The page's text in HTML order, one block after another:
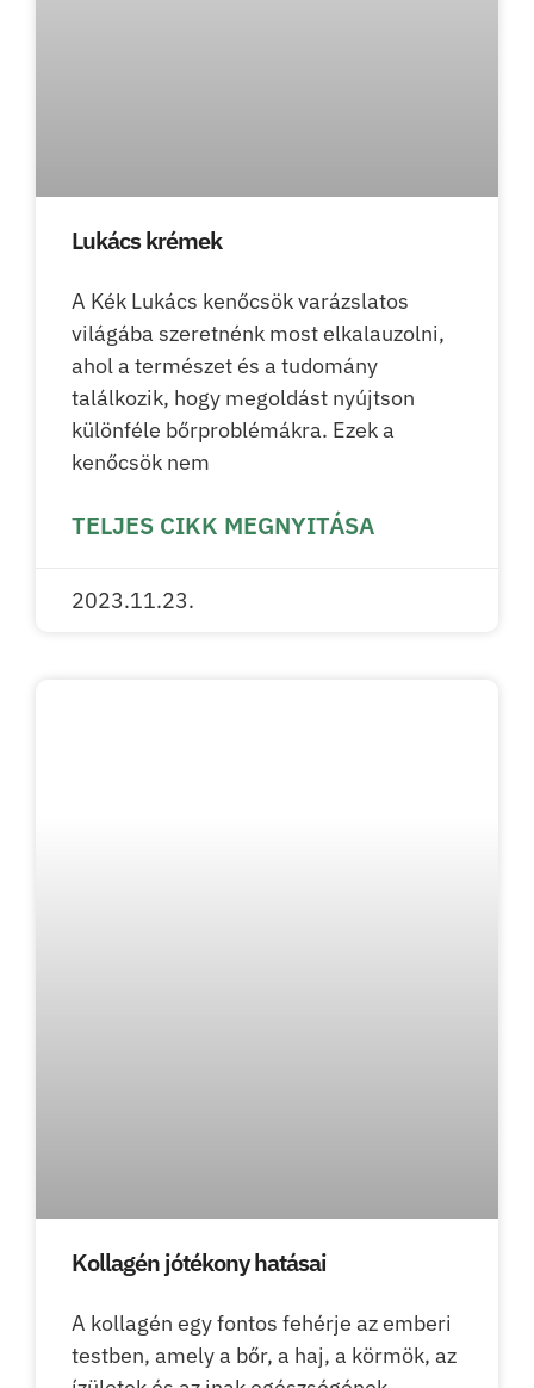
Lukács krémek
A Kék Lukács kenőcsök varázslatos
világába szeretnénk most elkalauzolni,
ahol a természet és a tudomány
találkozik, hogy megoldást nyújtson
különféle bőrproblémákra. Ezek a
kenőcsök nem
TELJES CIKK MEGNYITÁSA
2023.11.23.
Kollagén jótékony hatásai
A kollagén egy fontos fehérje az emberi
testben, amely a bőr, a haj, a körmök, az